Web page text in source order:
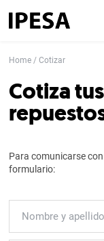
Home Cotizar
Cotiza
Para comunicarse
formulario: